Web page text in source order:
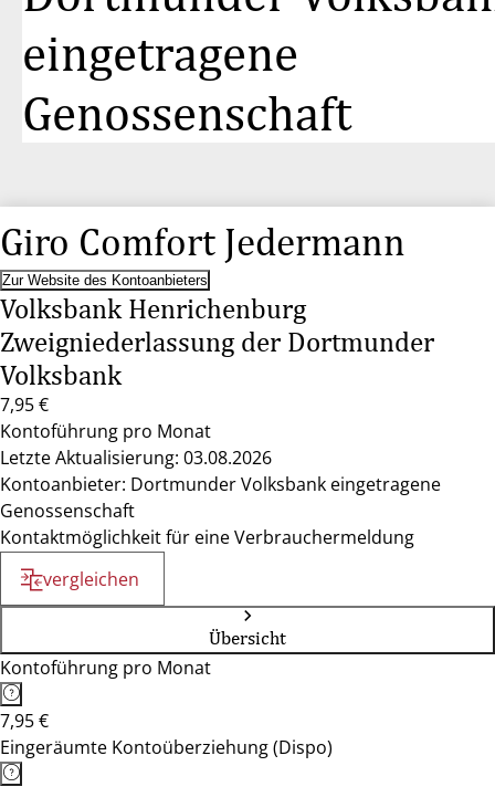
eingetragene
Genossenschaft
Giro Comfort Jedermann
Zur Website des Kontoanbieters
Volksbank Henrichenburg
Zweigniederlassung der Dortmunder
Volksbank
7,95 €
Kontoführung pro Monat
Letzte Aktualisierung: 03.08.2026
Kontoanbieter: Dortmunder Volksbank eingetragene
Genossenschaft
Kontaktmöglichkeit für eine Verbrauchermeldung
vergleichen
Übersicht
Kontoführung pro Monat
7,95 €
Eingeräumte Kontoüberziehung (Dispo)